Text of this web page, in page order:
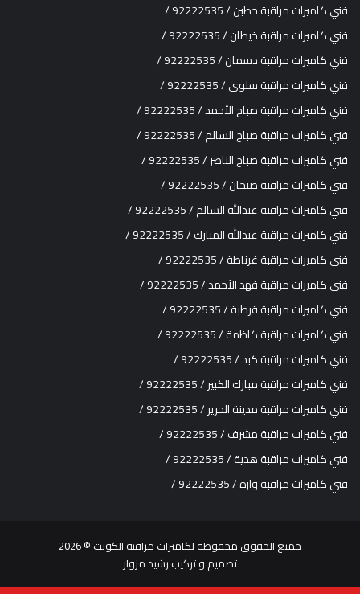
فني كاميرات مراقبة حطين / 92222535 /
فني كاميرات مراقبة خيطان / 92222535 /
فني كاميرات مراقبة دسمان / 92222535 /
فني كاميرات مراقبة سلوى / 92222535 /
فني كاميرات مراقبة صباح الأحمد / 92222535 /
فني كاميرات مراقبة صباح السالم / 92222535 /
فني كاميرات مراقبة صباح الناصر / 92222535 /
فني كاميرات مراقبة صبحان / 92222535 /
فني كاميرات مراقبة عبدالله السالم / 92222535 /
فني كاميرات مراقبة عبدالله المبارك / 92222535 /
فني كاميرات مراقبة غرناطة / 92222535 /
فني كاميرات مراقبة فهد الأحمد / 92222535 /
فني كاميرات مراقبة قرطبة / 92222535 /
فني كاميرات مراقبة كاظمة / 92222535 /
فني كاميرات مراقبة كبد / 92222535 /
فني كاميرات مراقبة مبارك الكبير / 92222535 /
فني كاميرات مراقبة مدينة الحرير / 92222535 /
فني كاميرات مراقبة مشرف / 92222535 /
فني كاميرات مراقبة هدية / 92222535 /
فني كاميرات مراقبة واره / 92222535 /
جميع الحقوق محفوظة لكاميرات مراقبة الكويت © 2026
تصميم و تركيب رشيد مزوار